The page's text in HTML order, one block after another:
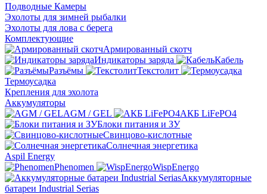
Подводные Камеры
Эхолоты для зимней рыбалки
Эхолоты для лова с берега
Комплектующие
Армированный скотч
Индикаторы заряда
Кабель
Разъёмы
Текстолит
Термоусадка
Крепления для эхолота
Аккумуляторы
AGM / GEL
АКБ LiFePO4
Блоки питания и ЗУ
Свинцово-кислотные
Солнечная энергетика
Aspil Energy
Phenomen
WispEnergo
Аккумуляторные
батареи Industrial Serias